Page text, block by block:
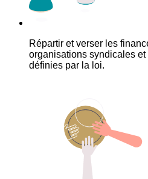
Répartir et verser les
organisations syndicales
définies par la loi.